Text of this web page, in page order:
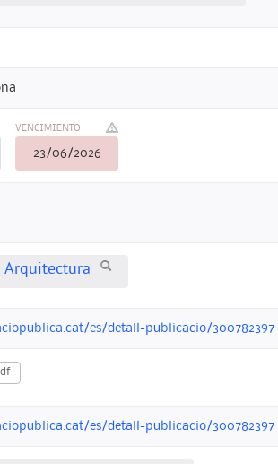
VENCIMIENTO
23/06/2026
Arquitectura
es/detall-publicacio/300782397
es/detall-publicacio/300782397